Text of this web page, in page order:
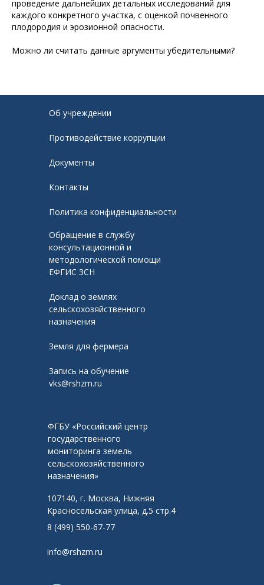
проведение дальнейших детальных исследований для
каждого конкретного участка, с оценкой почвенного
плодородия и эрозионной опасности.
Можно ли считать данные аргументы убедительными?
ФГБУ «Российский центр
государственного
мониторинга земель
сельскохозяйственного
назначения»
107140, г. Москва, Нижняя
Красносельская улица, д.5 стр.4
8 (499) 550-67-77
info@rshzm.ru
Об учреждении
Противодействие коррупции
Документы
Контакты
Политика конфиденциальности
Обращение в службу
консультационной и
методологической помощи
ЕФГИС ЗСН
Доклад о землях
сельскохозяйственного
назначения
Земля для фермера
Запись на обучение
vks@rshzm.ru